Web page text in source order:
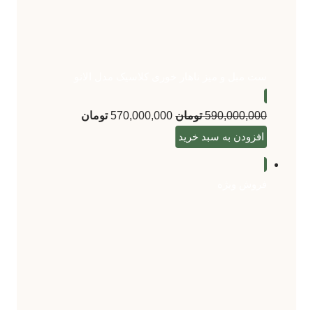
590,000,000 تومان 570,000,000 تومان
افزودن به سبد خرید